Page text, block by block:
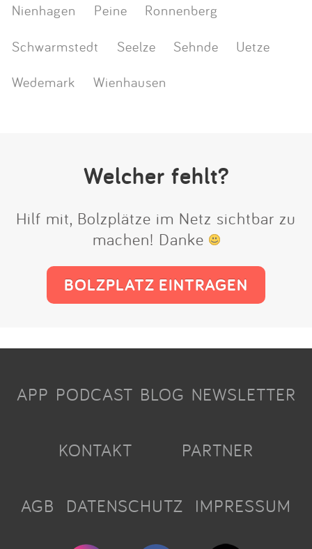
Nienhagen
Peine
Ronnenberg
Schwarmstedt
Seelze Sehnde
Uetze
Wedemark
Wienhausen
Welcher fehlt?
Hilf mit, Bolzplätze im Netz sichtbar zu
machen! Danke
BOLZPLATZ EINTRAGEN
APP PODCAST BLOG NEWSLETTER
KONTAKT PARTNER
AGB DATENSCHUTZ IMPRESSUM